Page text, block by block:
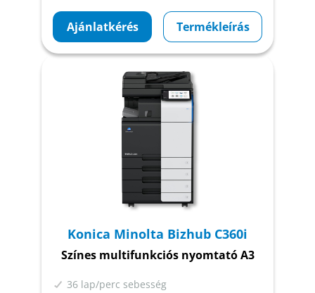
Ajánlatkérés Termékleírás
Konica Minolta Bizhub C360i
Színes multifunkciós nyomtató A3
36 lap/perc sebesség